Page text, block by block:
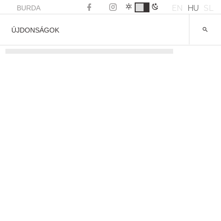
BURDA EN HU SL
ÚJDONSÁGOK